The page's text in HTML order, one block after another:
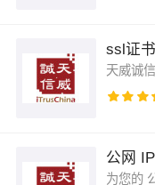
ssl证
公网